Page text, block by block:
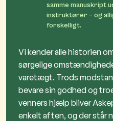
samme manuskript
instruktører – og
forskelligt.
Vi kender alle historien
sørgelige
varetægt. Trods
bevare sin godhed og
venners hjælp bliver
enkelt aften, og der står